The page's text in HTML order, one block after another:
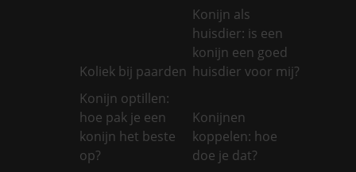
Koliek bij paarden
Konijn als
huisdier: is een
konijn een goed
huisdier voor mij?
Konijn optillen:
hoe pak je een
konijn het beste
op?
Konijnen
koppelen: hoe
doe je dat?